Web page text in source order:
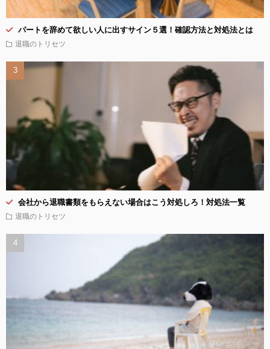
パートを辞めて欲しい人に出すサイン５選！確認方法と対処法とは
退職のトリセツ
会社から退職書類をもらえない場合はこう対処しろ！対処法一覧
退職のトリセツ